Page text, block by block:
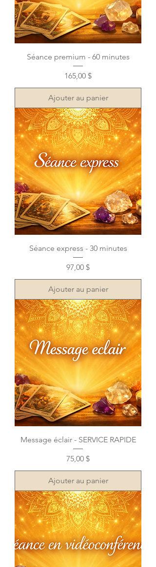
Séance premium - 60 minutes
Prix
165,00 $
Ajouter au panier
Séance express - 30 minutes
Prix
97,00 $
Ajouter au panier
Message éclair - SERVICE RAPIDE
Prix
75,00 $
Ajouter au panier